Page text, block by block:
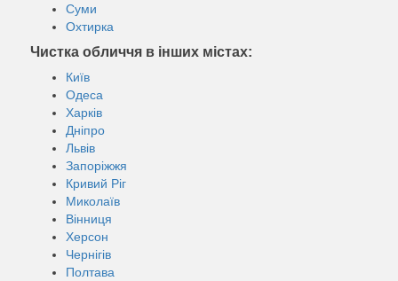
Суми
Охтирка
Чистка обличчя в інших містах:
Київ
Одеса
Харків
Дніпро
Львів
Запоріжжя
Кривий Ріг
Миколаїв
Вінниця
Херсон
Чернігів
Полтава